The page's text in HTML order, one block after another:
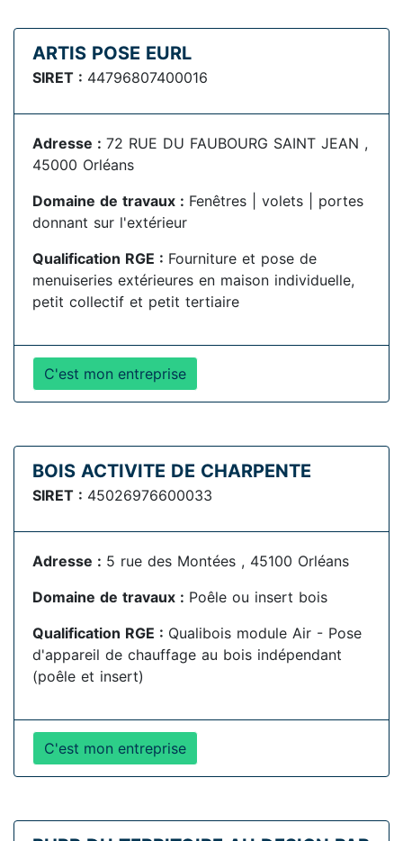
ARTIS POSE EURL
SIRET : 44796807400016
Adresse : 72 RUE DU FAUBOURG SAINT JEAN ,
45000 Orléans
Domaine de travaux : Fenêtres | volets | portes
donnant sur l'extérieur
Qualification RGE : Fourniture et pose de
menuiseries extérieures en maison individuelle,
petit collectif et petit tertiaire
C'est mon entreprise
BOIS ACTIVITE DE CHARPENTE
SIRET : 45026976600033
Adresse : 5 rue des Montées , 45100 Orléans
Domaine de travaux : Poêle ou insert bois
Qualification RGE : Qualibois module Air - Pose
d'appareil de chauffage au bois indépendant
(poêle et insert)
C'est mon entreprise